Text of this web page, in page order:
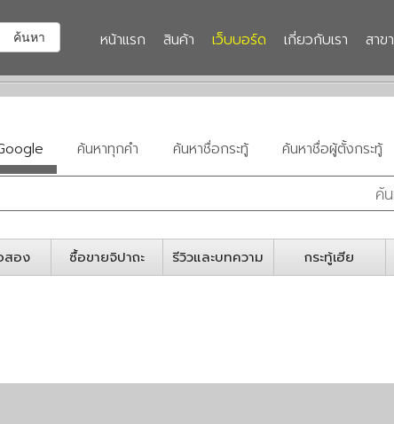
Dropdown
ค้นหา หน้าแรก สินค้า เว็บบอร์ด เกี่ยวกับเรา สาขา
ค้นหาทุกคำ ค้นหาชื่อกระทู้ ค้นหาชื่อผู้ตั้งกระทู้
สอง ซื้อขายจิปาถะ รีวิวและบทความ กระทู้เฮีย